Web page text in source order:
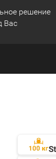
решение
Вас